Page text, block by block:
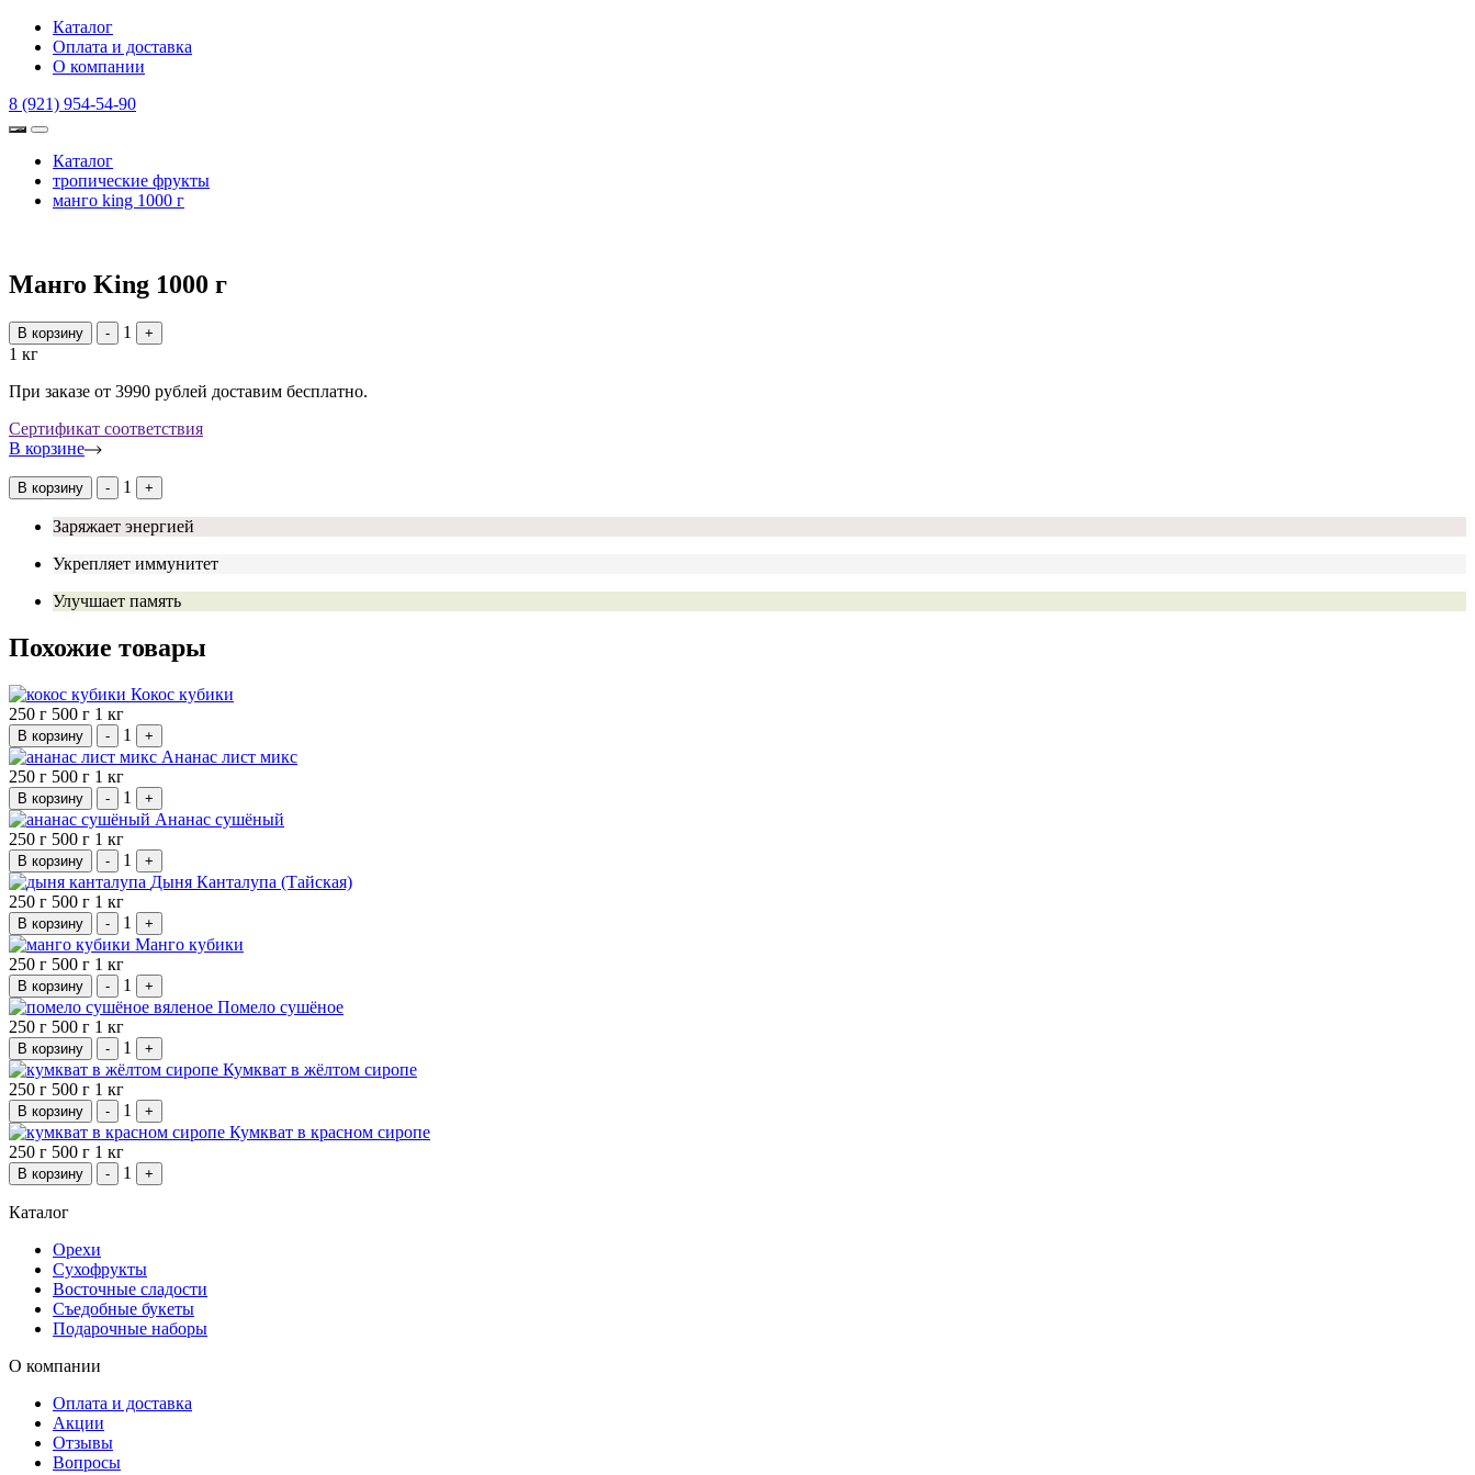
Каталог
Оплата и доставка
О компании
8 (921) 954-54-90
Каталог
тропические фрукты
манго king 1000 г
Манго King 1000 г
В корзину - 1 +
1 кг
При заказе от 3990 рублей доставим бесплатно.
Сертификат соответствия
В корзине
В корзину - 1 +
Заряжает энергией
Укрепляет иммунитет
Улучшает память
Похожие товары
Кокос кубики
250 г 500 г 1 кг
В корзину - 1 +
Ананас лист микс
250 г 500 г 1 кг
В корзину - 1 +
Ананас сушёный
250 г 500 г 1 кг
В корзину - 1 +
Дыня Канталупа (Тайская)
250 г 500 г 1 кг
В корзину - 1 +
Манго кубики
250 г 500 г 1 кг
В корзину - 1 +
Помело сушёное
250 г 500 г 1 кг
В корзину - 1 +
Кумкват в жёлтом сиропе
250 г 500 г 1 кг
В корзину - 1 +
Кумкват в красном сиропе
250 г 500 г 1 кг
В корзину - 1 +
Каталог
Орехи
Сухофрукты
Восточные сладости
Съедобные букеты
Подарочные наборы
О компании
Оплата и доставка
Акции
Отзывы
Вопросы